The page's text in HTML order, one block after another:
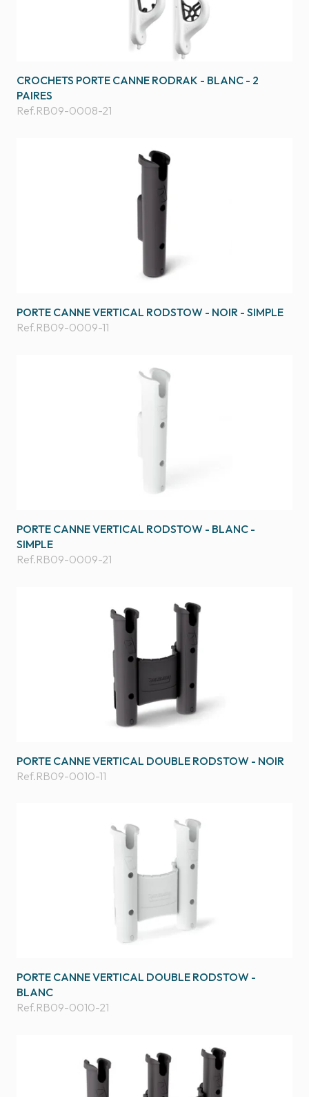
CROCHETS PORTE CANNE RODRAK - BLANC - 2
PAIRES
Ref.RB09-0008-21
PORTE CANNE VERTICAL RODSTOW - NOIR - SIMPLE
Ref.RB09-0009-11
PORTE CANNE VERTICAL RODSTOW - BLANC -
SIMPLE
Ref.RB09-0009-21
PORTE CANNE VERTICAL DOUBLE RODSTOW - NOIR
Ref.RB09-0010-11
PORTE CANNE VERTICAL DOUBLE RODSTOW -
BLANC
Ref.RB09-0010-21